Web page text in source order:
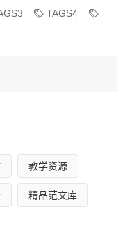
月异，财源滚滚。
屋润，快乐年年。
发财，财源广进，
TAGS4
教学资源
精品范文库